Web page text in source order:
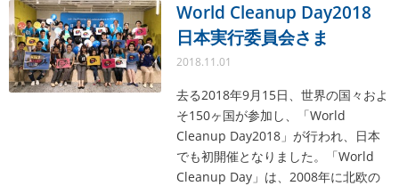
World Cleanup Day2018
日本実行委員会さま
去る2018年9月15日、世界の国々およ
そ150ヶ国が参加し、「World
Cleanup Day2018」が行われ、日本
でも初開催となりました。「World
Cleanup Day」は、2008年に北欧の
2018.11.01